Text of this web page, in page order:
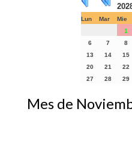
Lun Mar Mie
1
6
7 8
13
14 15
20
21 22
27
28 29
Mes de